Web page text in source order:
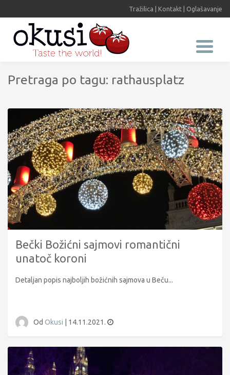
Tražilica Kontakt Oglašavanje
Pretraga po tagu: rathausplatz
Bečki Božićni sajmovi romantični
unatoč koroni
Detaljan popis najboljih božićnih sajmova u Beču...
Od Okusi | 14.11.2021.